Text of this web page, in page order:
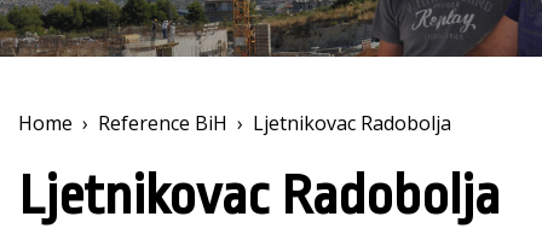
Home › Reference BiH › Ljetnikovac Radobolja
Ljetnikovac Radobolja